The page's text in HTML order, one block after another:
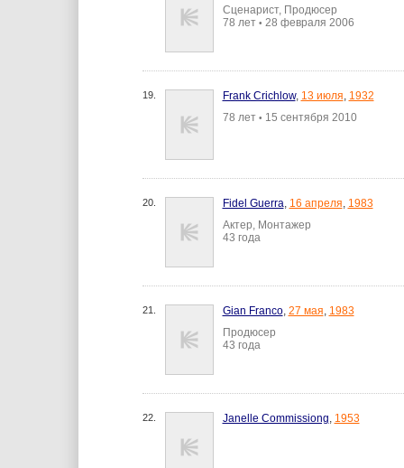
Сценарист, Продюсер
78 лет • 28 февраля 2006
19. Frank Crichlow, 13 июля, 1932
78 лет • 15 сентября 2010
20. Fidel Guerra, 16 апреля, 1983
Актер, Монтажер
43 года
21. Gian Franco, 27 мая, 1983
Продюсер
43 года
22. Janelle Commissiong, 1953